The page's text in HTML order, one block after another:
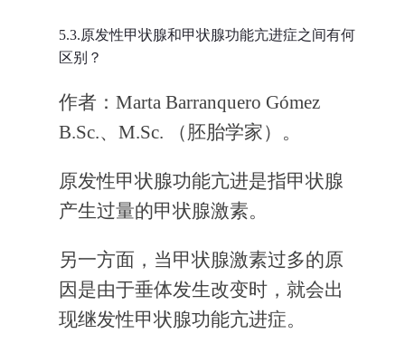
5.3.原发性甲状腺和甲状腺功能亢进症之间有何
区别？
作者：Marta Barranquero Gómez
B.Sc.、M.Sc. （胚胎学家）。
原发性甲状腺功能亢进是指甲状腺
产生过量的甲状腺激素。
另一方面，当甲状腺激素过多的原
因是由于垂体发生改变时，就会出
现继发性甲状腺功能亢进症。